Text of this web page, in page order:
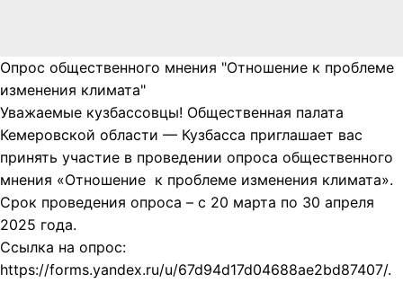
Опрос общественного мнения "Отношение к проблеме
изменения климата"
Уважаемые кузбассовцы! Общественная палата
Кемеровской области — Кузбасса приглашает вас
принять участие в проведении опроса общественного
мнения «Отношение к проблеме изменения климата».
Срок проведения опроса – с 20 марта по 30 апреля
2025 года.
Ссылка на опрос:
https://forms.yandex.ru/u/67d94d17d04688ae2bd87407/.